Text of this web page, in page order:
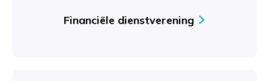
Financiële dienstverening